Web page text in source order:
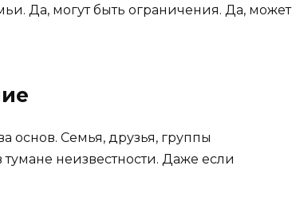
Да, могут быть ограничения. Да, может
основ. Семья, друзья, группы
неизвестности. Даже если